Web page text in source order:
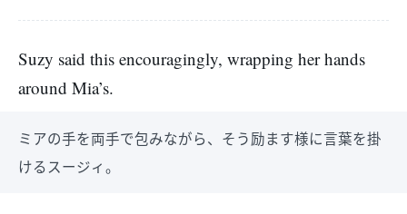
Suzy said this encouragingly, wrapping her hands
around Mia’s.
ミアの手を両手で包みながら、そう励ます様に言葉を掛
けるスージィ。